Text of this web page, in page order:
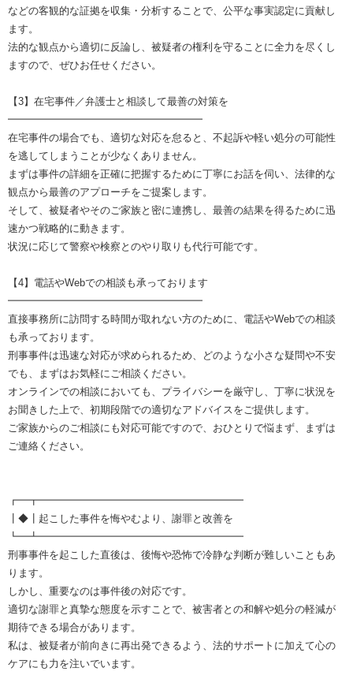
などの客観的な証拠を収集・分析することで、公平な事実認定に貢献し
ます。
法的な観点から適切に反論し、被疑者の権利を守ることに全力を尽くし
ますので、ぜひお任せください。
【3】在宅事件／弁護士と相談して最善の対策を
━━━━━━━━━━━━━━━━━━━
在宅事件の場合でも、適切な対応を怠ると、不起訴や軽い処分の可能性
を逃してしまうことが少なくありません。
まずは事件の詳細を正確に把握するために丁寧にお話を伺い、法律的な
観点から最善のアプローチをご提案します。
そして、被疑者やそのご家族と密に連携し、最善の結果を得るために迅
速かつ戦略的に動きます。
状況に応じて警察や検察とのやり取りも代行可能です。
【4】電話やWebでの相談も承っております
━━━━━━━━━━━━━━━━━━━
直接事務所に訪問する時間が取れない方のために、電話やWebでの相談
も承っております。
刑事事件は迅速な対応が求められるため、どのような小さな疑問や不安
でも、まずはお気軽にご相談ください。
オンラインでの相談においても、プライバシーを厳守し、丁寧に状況を
お聞きした上で、初期段階での適切なアドバイスをご提供します。
ご家族からのご相談にも対応可能ですので、おひとりで悩まず、まずは
ご連絡ください。
┏━┳━━━━━━━━━━━━━━━━━━━━
┃◆┃起こした事件を悔やむより、謝罪と改善を
┗━┻━━━━━━━━━━━━━━━━━━━━
刑事事件を起こした直後は、後悔や恐怖で冷静な判断が難しいこともあ
ります。
しかし、重要なのは事件後の対応です。
適切な謝罪と真摯な態度を示すことで、被害者との和解や処分の軽減が
期待できる場合があります。
私は、被疑者が前向きに再出発できるよう、法的サポートに加えて心の
ケアにも力を注いでいます。